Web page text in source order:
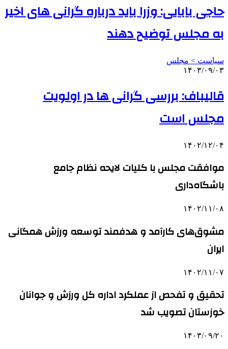
حاجی بابایی: وزرا باید درباره گرانی های اخیر
به مجلس توضیح دهند
سیاست > مجلس
۱۴۰۳/۰۹/۰۳
قالیباف: بررسی گرانی ها در اولویت
مجلس است
۱۴۰۲/۱۲/۰۴
موافقت مجلس با کلیات لایحه نظام جامع
باشگاه‌داری
۱۴۰۲/۱۱/۰۸
مشوق‌های کارآمد و هدفمند توسعه ورزش همگانی
ایران
۱۴۰۲/۱۱/۰۷
تحقیق و تفحص از عملکرد اداره کل ورزش و جوانان
خوزستان تصویب شد
۱۴۰۳/۰۹/۲۰